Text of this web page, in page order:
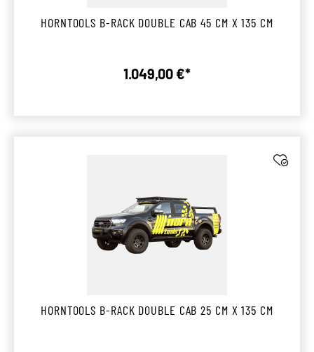
HORNTOOLS B-RACK DOUBLE CAB 45 CM X 135 CM
Regulärer Preis:
1.049,00 €*
HORNTOOLS B-RACK DOUBLE CAB 25 CM X 135 CM